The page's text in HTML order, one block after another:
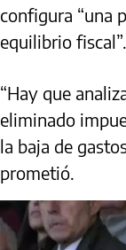
configura “una
equilibrio fiscal”.
“Hay que
eliminado
la baja de
prometió.